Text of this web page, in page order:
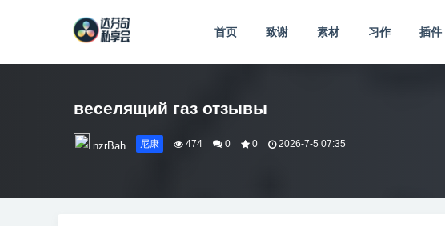
首页 致谢 素材 习作 插件
веселящий газ отзывы
nzrBah 尼康 474 0 0 2026-7-5 07:35